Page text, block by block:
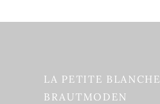
LA PETITE BLANCHE
BRAUTMODEN